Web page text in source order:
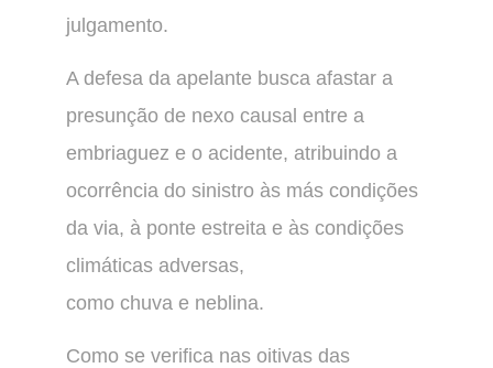
julgamento.
A defesa da apelante busca afastar a
presunção de nexo causal entre a
embriaguez e o acidente, atribuindo a
ocorrência do sinistro às más condições
da via, à ponte estreita e às condições
climáticas adversas,
como chuva e neblina.
Como se verifica nas oitivas das